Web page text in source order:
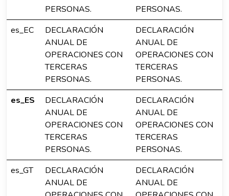
PERSONAS.
PERSONAS.
es_EC
DECLARACIÓN
ANUAL DE
OPERACIONES CON
TERCERAS
PERSONAS.
DECLARACIÓN
ANUAL DE
OPERACIONES CON
TERCERAS
PERSONAS.
es_ES
DECLARACIÓN
ANUAL DE
OPERACIONES CON
TERCERAS
PERSONAS.
DECLARACIÓN
ANUAL DE
OPERACIONES CON
TERCERAS
PERSONAS.
es_GT
DECLARACIÓN
ANUAL DE
DECLARACIÓN
ANUAL DE